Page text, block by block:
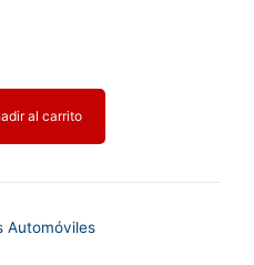
al carrito
Automóviles